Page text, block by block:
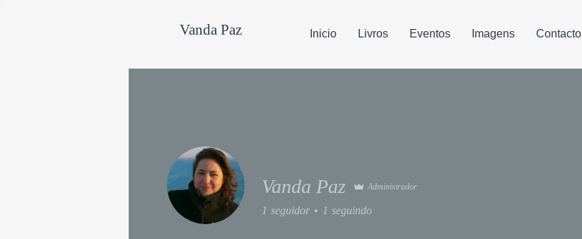
Vanda Paz Inicio Livros Eventos Imagens Contacto
Vanda Paz Administrador
1 seguidor 1 seguindo